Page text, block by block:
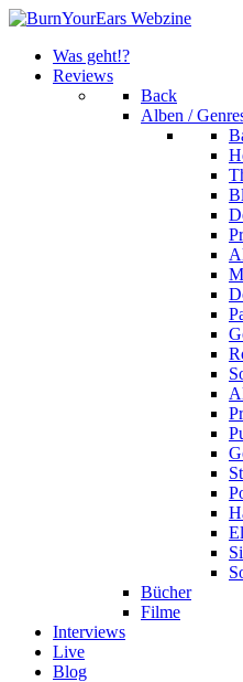
Was geht!?
Reviews
Back
Alben /
Bücher
Filme
Interviews
Live
Blog